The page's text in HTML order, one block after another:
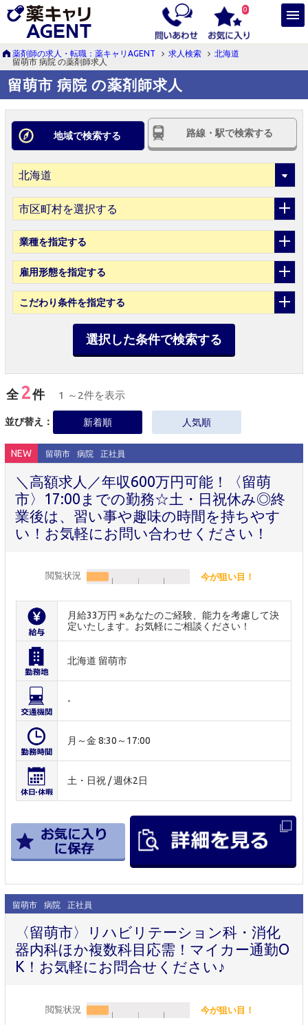
0
薬剤師の求人・転職：薬キャリAGENT 求人検索
北海道
留萌市 病院 の薬剤師求人
留萌市 病院 の薬剤師求人
地域で検索する 路線・駅で検索する
市区町村を選択する
業種を指定する
雇用形態を指定する
こだわり条件を指定する
選択した条件で検索する
全2件 1 ～2件を表示
並び替え： 新着順 人気順
NEW 留萌市 病院 正社員
＼高額求人／年収600万円可能！〈留萌
市〉17:00までの勤務☆土・日祝休み◎終
業後は、習い事や趣味の時間を持ちやす
い！お気軽にお問い合わせください！
閲覧状況 今が狙い目！
月給33万円 ※あなたのご経験、能力を考慮して決
定いたします。お気軽にご相談ください！
北海道 留萌市
-
月～金 8:30～17:00
土・日祝 / 週休2日
留萌市 病院 正社員
〈留萌市〉リハビリテーション科・消化
器内科ほか複数科目応需！マイカー通勤O
K！お気軽にお問合せください♪
閲覧状況 今が狙い目！